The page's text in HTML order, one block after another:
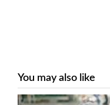
You may also like